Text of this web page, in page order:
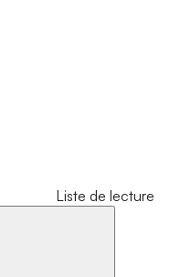
Liste de lecture